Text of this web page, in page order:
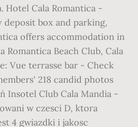
Hotel Cala Romantica -
deposit box and parking,
offers accommodation in
Romantica Beach Club, Cala
Vue terrasse bar - Check
218 candid photos
Insotel Club Cala Mandia -
w czesci D, ktora
4 gwiazdki i jakosc